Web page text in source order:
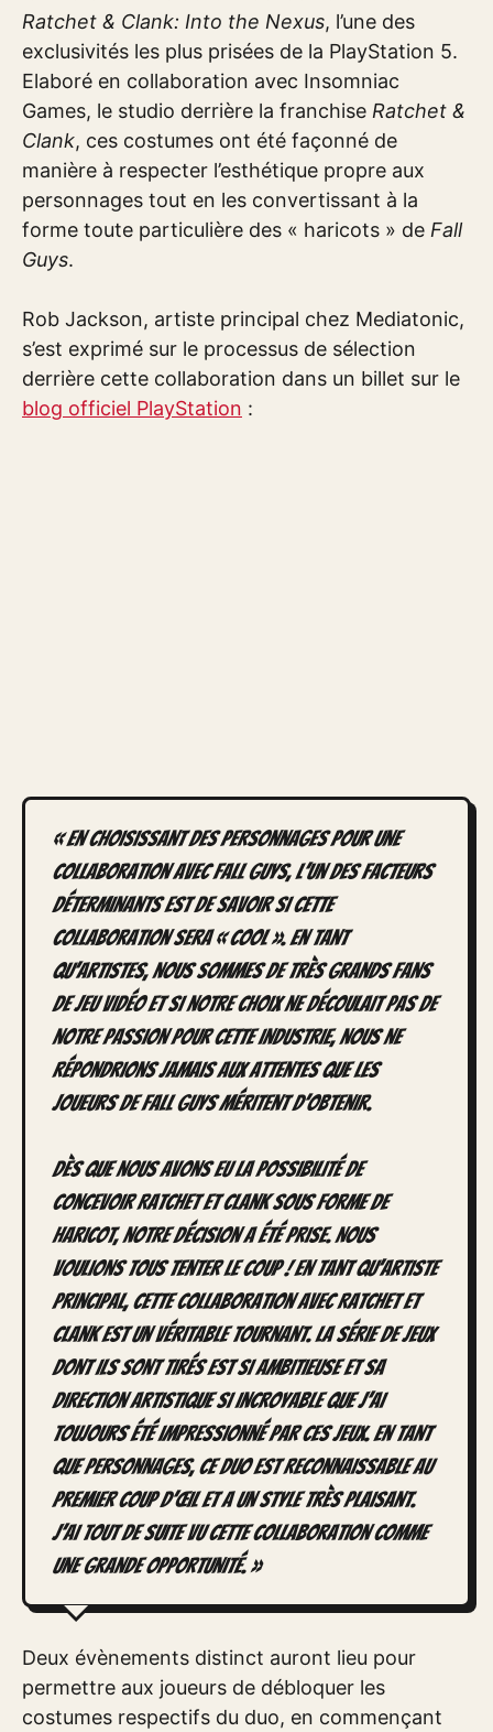
Ratchet & Clank: Into the Nexus, l’une des
exclusivités les plus prisées de la PlayStation 5.
Elaboré en collaboration avec Insomniac
Games, le studio derrière la franchise Ratchet &
Clank, ces costumes ont été façonné de
manière à respecter l’esthétique propre aux
personnages tout en les convertissant à la
forme toute particulière des « haricots » de Fall
Guys.
Rob Jackson, artiste principal chez Mediatonic,
s’est exprimé sur le processus de sélection
derrière cette collaboration dans un billet sur le
blog officiel PlayStation :
« En choisissant des personnages pour une
collaboration avec Fall Guys, l’un des facteurs
déterminants est de savoir si cette
collaboration sera « cool ». En tant
qu’artistes, nous sommes de très grands fans
de jeu vidéo et si notre choix ne découlait pas de
notre passion pour cette industrie, nous ne
répondrions jamais aux attentes que les
joueurs de Fall Guys méritent d’obtenir.
Dès que nous avons eu la possibilité de
concevoir Ratchet et Clank sous forme de
haricot, notre décision a été prise. Nous
voulions tous tenter le coup ! En tant qu’artiste
principal, cette collaboration avec Ratchet et
Clank est un véritable tournant. La série de jeux
dont ils sont tirés est si ambitieuse et sa
direction artistique si incroyable que j’ai
toujours été impressionné par ces jeux. En tant
que personnages, ce duo est reconnaissable au
premier coup d’œil et a un style très plaisant.
J’ai tout de suite vu cette collaboration comme
une grande opportunité. »
Deux évènements distinct auront lieu pour
permettre aux joueurs de débloquer les
costumes respectifs du duo, en commençant